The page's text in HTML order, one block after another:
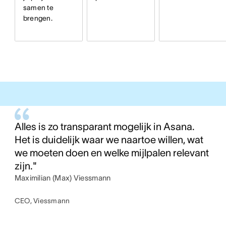
samen te
brengen.
Alles is zo transparant mogelijk in Asana.
Het is duidelijk waar we naartoe willen, wat
we moeten doen en welke mijlpalen relevant
zijn."
Maximilian (Max) Viessmann
CEO, Viessmann